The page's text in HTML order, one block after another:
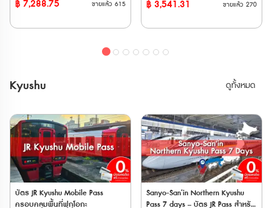
ทางบางส่วน) Maps 🚄 สายรถไฟเอกชน
Panorama Line) - Aoimori Railway -
Railway: ช่วงระหว่างสถานี Naoetsu –
Arai - Tobu Railway: รถไฟธรรมดาและรถ
Have Fun in Tokyo Pass (สามารถเลือก
เข้าชมได้ 3 สถานที่ ) 1. Hakone
Kowakien Yunessun Spa Resort Pass
(Yunessun area + Hot Spring area)
2. Forest Adventure Yokohama Hiking
Course 60-Minute Experience
3. Forest Adventure Hakone Canopy
Course 4. KEIKYU Misaki Maguro
Day Trip One-Day Tour - From
Shinagawa Station 5. Tokyo Dome
ทางบางส่วน) Maps 🚄 สายรถไฟเอกชน
Panorama Line) - Aoimori Railway -
Airport Transit - Sanriku Railway -
Railway: ช่วงระหว่างสถานี Naoetsu –
Have Fun in Tokyo Pass (สามารถเลือก
เข้าชมได้ 3 สถานที่ ) 1. Hakone
Kowakien Yunessun Spa Resort Pass
(Yunessun area + Hot Spring area)
2. Forest Adventure Yokohama Hiking
Course 60-Minute Experience
3. Forest Adventure Hakone Canopy
Course 4. KEIKYU Misaki Maguro
Day Trip One-Day Tour - From
Shinagawa Station 5. Tokyo Dome
จำกัดครั้ง สามารถใช้ได้ 5,10 วันต่อเนื่อง
ภูมิภาคคันไตและโทโฮคุ ได้ไม่จำกัดรอบ
กระเป๋าให้ **เริ่มใช้งานได้ตั้งแต่วันที่ 14
มีนาคม เป็นต้นไป **ตั๋ว JR สามารถสั่งซื้อ
ต้องนำ Voucher JR ไปแลกตั๋วจริงที่ญี่ปุ่น
ภายในไม่เกิน 90 วัน
฿ 7,288.75 ขายแล้ว 615
เอกชนหลายสาย เช่น Fujikyu Railway, Izu
Joshin Dentetsu และ New Shuttle 🚅
Kinugawa และ SPACIA Kinugawa ตั๋ว
Izu Kyuko • รถไฟสาย Fujikyu Railway •
รถไฟสาย Joshin Dentetsu • รถไฟสาย
Saitama New Urban Transit (Ōmiya -
the Railway Museum) • รถไฟสาย Tokyo
Waterfront Area Rapid Transit (Rinkai) •
รถไฟ Hokuriku Shinkansen ระหว่าง
Tokyo - Sakudaira • รถไฟ
Joetsu Shinkansen ระหว่าง Tokyo - Gala
Yuzawa • รถไฟ Tohoku Shinkansen
ระหว่าง Tokyo - Nasushiobara •
฿ 3,541.31 ขายแล้ว 270
Kyushu ดูทั้งหมด
บัตร JR Kyushu Mobile Pass
ครอบคลุมพื้นที่ฟุกุโอกะ
Sanyo-San‘in Northern Kyushu
Pass 7 days – บัตร JR Pass สำหรับ